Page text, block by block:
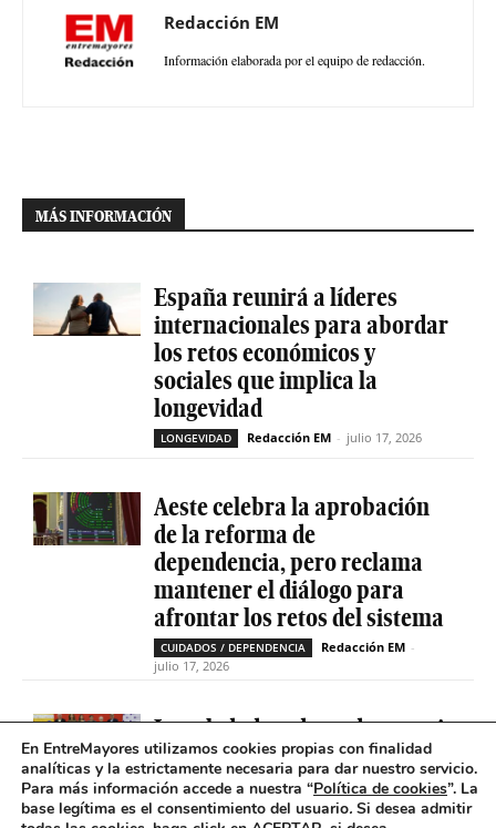
Redacción EM
Información elaborada por el equipo de redacción.
MÁS INFORMACIÓN
España reunirá a líderes
internacionales para abordar
los retos económicos y
sociales que implica la
longevidad
LONGEVIDAD Redacción EM - julio 17, 2026
Aeste celebra la aprobación
de la reforma de
dependencia, pero reclama
mantener el diálogo para
afrontar los retos del sistema
CUIDADOS / DEPENDENCIA Redacción EM -
julio 17, 2026
La soledad no deseada es casi
cinco veces superior entre
personas que tienen
problemas de salud mental
En EntreMayores utilizamos cookies propias con finalidad
analíticas y la estrictamente necesaria para dar nuestro servicio.
Para más información accede a nuestra “Política de cookies”. La
base legítima es el consentimiento del usuario. Si desea admitir